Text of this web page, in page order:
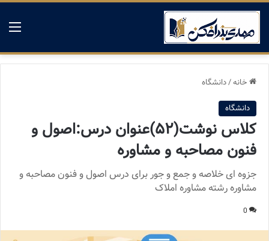
خانه/دانشگاه
دانشگاه
کلاس نوشت(۵۲)عنوان درس:اصول و
فنون مصاحبه و مشاوره
جزوه ای خلاصه و جمع و جور برای درس اصول و فنون مصاحبه و
مشاوره رشته مشاوره املاک
0